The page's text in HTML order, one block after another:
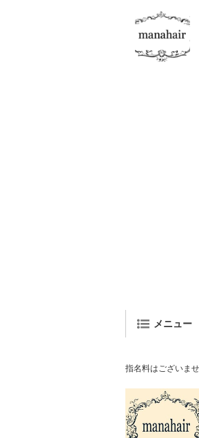
メニュー
指名料はございま